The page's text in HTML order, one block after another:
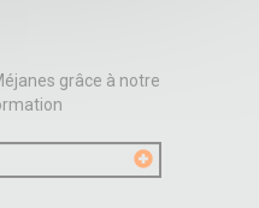
grâce à notre